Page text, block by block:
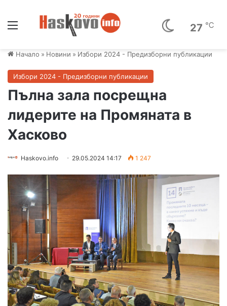
27 ℃
Начало » Новини » Избори 2024 - Предизборни публикации
Избори 2024 - Предизборни публикации
Пълна зала посрещна
лидерите на Промяната в
Хасково
Haskovo.info 29.05.2024 14:17 1 247